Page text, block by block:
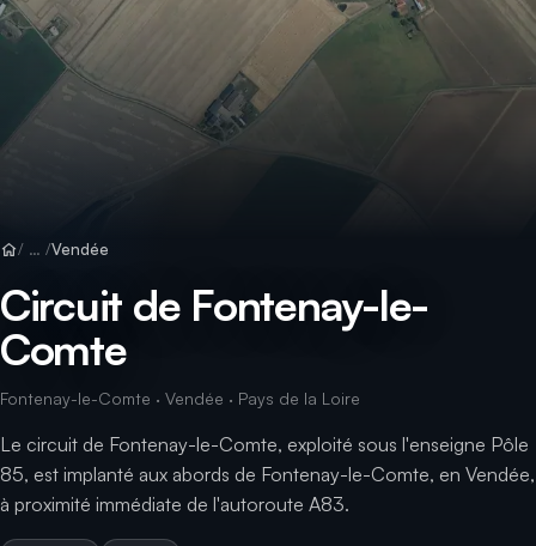
Vendée
Circuit de Fontenay-le-
Comte
Fontenay-le-Comte · Vendée · Pays de la Loire
Le circuit de Fontenay-le-Comte, exploité sous l'enseigne Pôle
85, est implanté aux abords de Fontenay-le-Comte, en Vendée,
à proximité immédiate de l'autoroute A83.